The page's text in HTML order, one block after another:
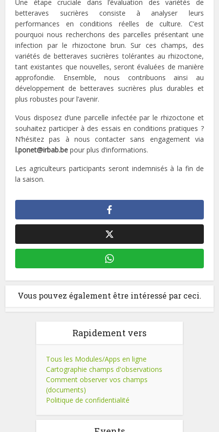
Une étape cruciale dans l’évaluation des variétés de
betteraves sucrières consiste à analyser leurs
performances en conditions réelles de culture. C’est
pourquoi nous recherchons des parcelles présentant une
infection par le rhizoctone brun. Sur ces champs, des
variétés de betteraves sucrières tolérantes au rhizoctone,
tant existantes que nouvelles, seront évaluées de manière
approfondie. Ensemble, nous contribuons ainsi au
développement de betteraves sucrières plus durables et
plus robustes pour l’avenir.
Vous disposez d’une parcelle infectée par le rhizoctone et
souhaitez participer à des essais en conditions pratiques ?
N’hésitez pas à nous contacter sans engagement via
l.ponet@irbab.be pour plus d’informations.
Les agriculteurs participants seront indemnisés à la fin de
la saison.
Vous pouvez également être intéressé par ceci.
Rapidement vers
Tous les Modules/Apps en ligne
Cartographie champs d'observations
Comment observer vos champs
(documents)
Politique de confidentialité